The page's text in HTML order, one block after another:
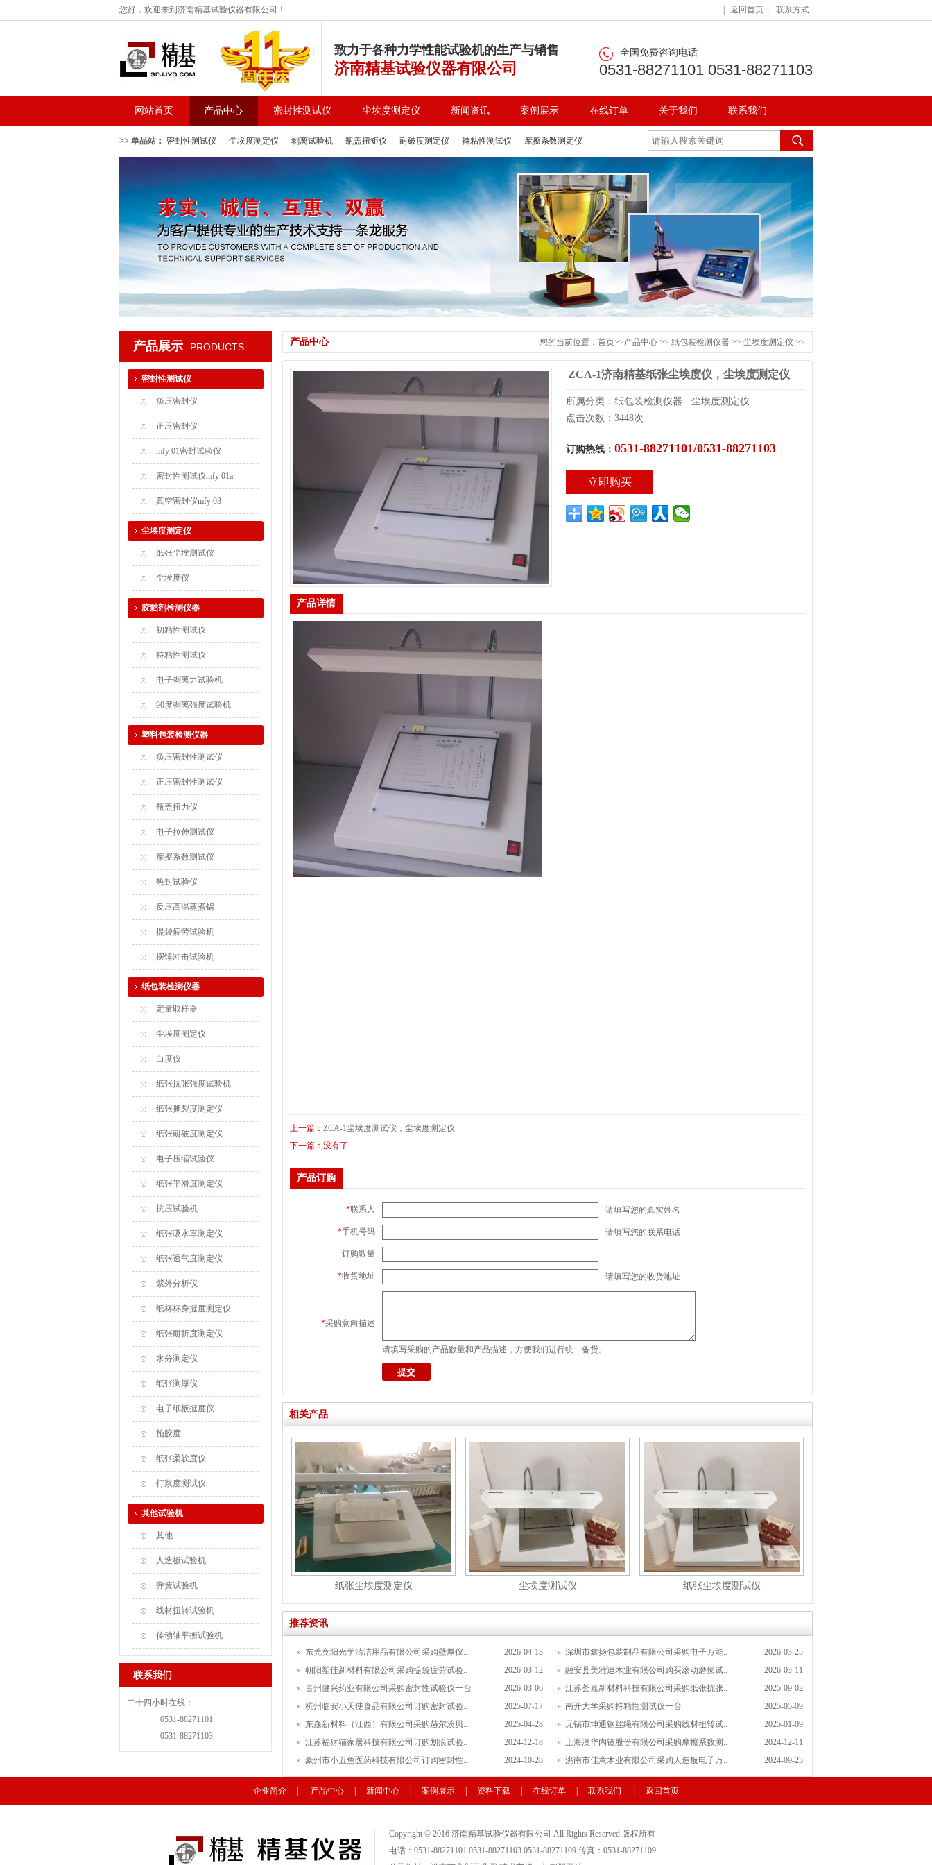
您好，欢迎来到济南精基试验仪器有限公司！ 返回首页 联系方式
致力于各种力学性能试验机的生产与销售
济南精基试验仪器有限公司
全国免费咨询电话
0531-88271101 0531-88271103
网站首页 产品中心 密封性测试仪 尘埃度测定仪 新闻资讯 案例展示 在线订单 关于我们 联系我们
>> 单品站： 密封性测试仪 尘埃度测定仪 剥离试验机 瓶盖扭矩仪 耐破度测定仪 持粘性测试仪 摩擦系数测定仪
产品中心 您的当前位置： 首页>>产品中心 >> 纸包装检测仪器 >> 尘埃度测定仪 >>
ZCA-1济南精基纸张尘埃度仪，尘埃度测定仪
所属分类：纸包装检测仪器 - 尘埃度测定仪
点击次数：3448次
订购热线： 0531-88271101/0531-88271103
立即购买
产品详情
上一篇： ZCA-1尘埃度测试仪，尘埃度测定仪
下一篇：没有了
产品订购
*联系人 请填写您的真实姓名
*手机号码 请填写您的联系电话
订购数量
*收货地址 请填写您的收货地址
*采购意向描述
请填写采购的产品数量和产品描述，方便我们进行统一备货。
相关产品
纸张尘埃度测定仪 尘埃度测试仪 纸张尘埃度测试仪
推荐资讯
2026-04-13
» 东莞竞阳光学清洁用品有限公司采购壁厚仪.. 2026-03-25
» 深圳市鑫扬包装制品有限公司采购电子万能..
2026-03-12
» 朝阳塑佳新材料有限公司采购提袋疲劳试验.. 2026-03-11
» 融安县美雅迪木业有限公司购买滚动磨损试..
2026-03-06
» 贵州健兴药业有限公司采购密封性试验仪一台 2025-09-02
» 江苏荟嘉新材料科技有限公司采购纸张抗张..
2025-07-17
» 杭州临安小天使食品有限公司订购密封试验.. 2025-05-09
» 南开大学采购持粘性测试仪一台
2025-04-28
» 东森新材料（江西）有限公司采购赫尔茨贝.. 2025-01-09
» 无锡市坤通钢丝绳有限公司采购线材扭转试..
2024-12-18
» 江苏福犲猫家居科技有限公司订购划痕试验.. 2024-12-11
» 上海澳华内镜股份有限公司采购摩擦系数测..
2024-10-28
» 豪州市小丑鱼医药科技有限公司订购密封性.. 2024-09-23
» 洮南市佳意木业有限公司采购人造板电子万..
产品展示 PRODUCTS
密封性测试仪
负压密封仪
正压密封仪
mfy 01密封试验仪
密封性测试仪mfy 01a
真空密封仪mfy 03
尘埃度测定仪
纸张尘埃测试仪
尘埃度仪
胶黏剂检测仪器
初粘性测试仪
持粘性测试仪
电子剥离力试验机
90度剥离强度试验机
塑料包装检测仪器
负压密封性测试仪
正压密封性测试仪
瓶盖扭力仪
电子拉伸测试仪
摩擦系数测试仪
热封试验仪
反压高温蒸煮锅
提袋疲劳试验机
摆锤冲击试验机
纸包装检测仪器
定量取样器
尘埃度测定仪
白度仪
纸张抗张强度试验机
纸张撕裂度测定仪
纸张耐破度测定仪
电子压缩试验仪
纸张平滑度测定仪
抗压试验机
纸张吸水率测定仪
纸张透气度测定仪
紫外分析仪
纸杯杯身挺度测定仪
纸张耐折度测定仪
水分测定仪
纸张测厚仪
电子纸板挺度仪
施胶度
纸张柔软度仪
打浆度测试仪
其他试验机
其他
人造板试验机
弹簧试验机
线材扭转试验机
传动轴平衡试验机
联系我们
二十四小时在线：
0531-88271101
0531-88271103
企业简介 产品中心 新闻中心 案例展示 资料下载 在线订单 联系我们 返回首页
Copyright © 2016 济南精基试验仪器有限公司 All Rights Reserved 版权所有
电话：0531-88271101 0531-88271103 0531-88271109 传真：0531-88271109